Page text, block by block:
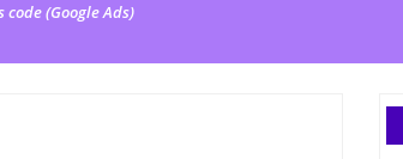
code (Google Ads)